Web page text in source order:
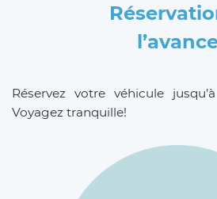
Réservez votre véhicule
Voyagez tranquille!